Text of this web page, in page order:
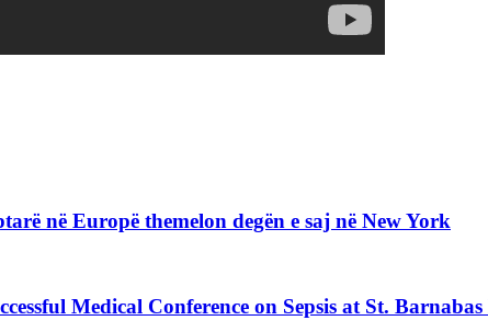
në Europë themelon degën e saj në New York
Medical Conference on Sepsis at St.